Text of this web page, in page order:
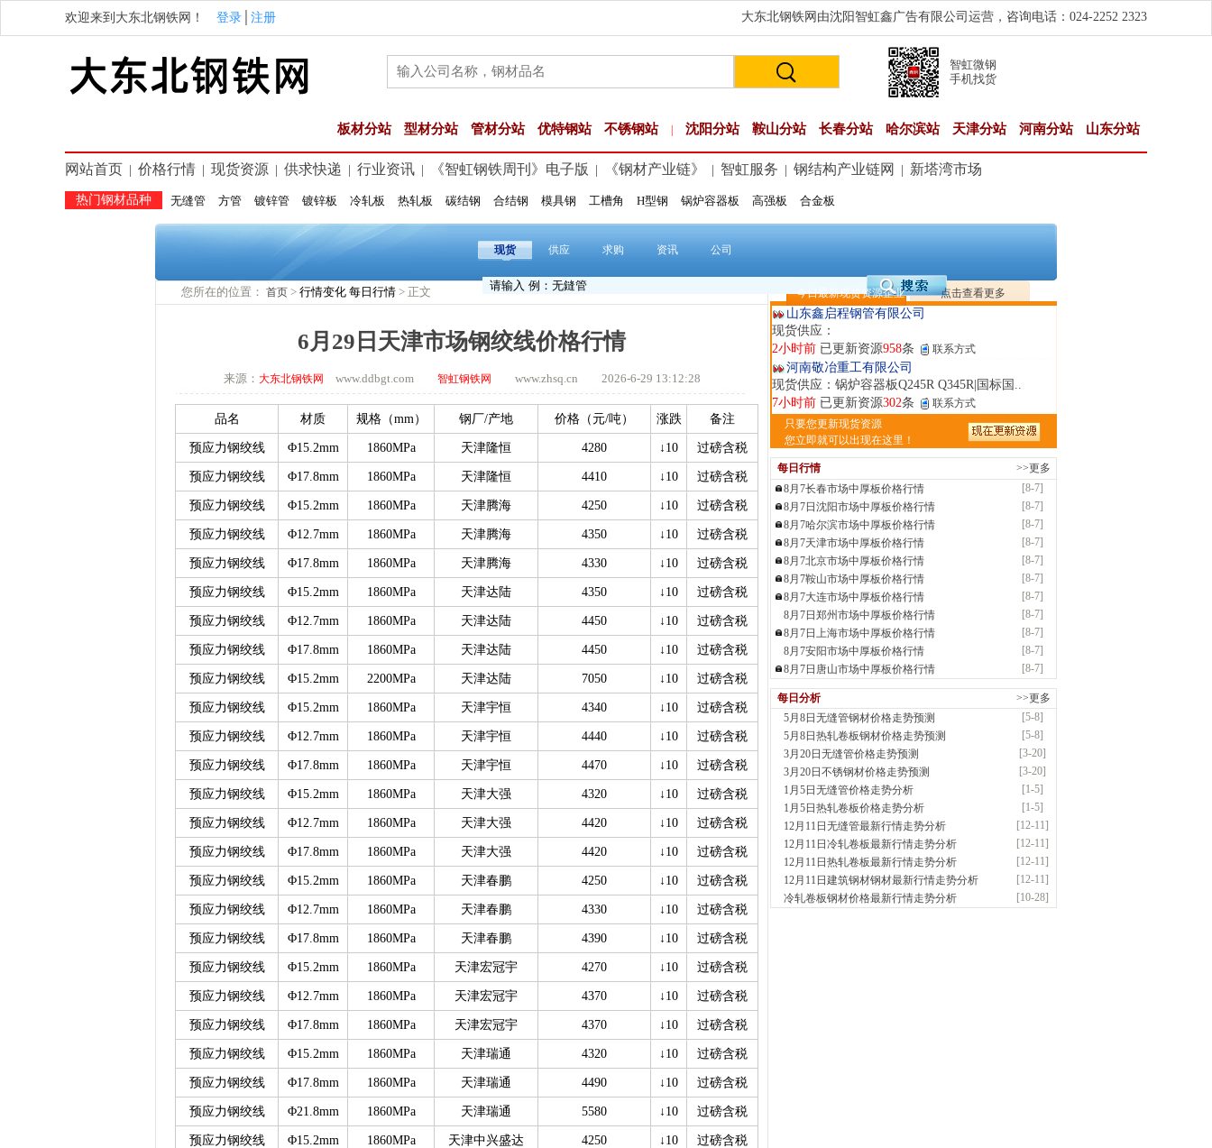
欢迎来到大东北钢铁网！ 登录 注册 大东北钢铁网由沈阳智虹鑫广告有限公司运营，咨询电话：024-2252 2323
智虹微钢
手机找货
板材分站 型材分站 管材分站 优特钢站 不锈钢站 沈阳分站 鞍山分站 长春分站 哈尔滨站 天津分站 河南分站 山东分站
网站首页 价格行情 现货资源 供求快递 行业资讯 《智虹钢铁周刊》电子版 《钢材产业链》 智虹服务 钢结构产业链网 新塔湾市场
热门钢材品种 无缝管 方管 镀锌管 镀锌板 冷轧板 热轧板 碳结钢 合结钢 模具钢 工槽角 H型钢 锅炉容器板 高强板 合金板
现货 供应 求购 资讯 公司
您所在的位置： 首页 > 行情变化 每日行情 > 正文
6月29日天津市场钢绞线价格行情
来源： 大东北钢铁网 www.ddbgt.com 智虹钢铁网 www.zhsq.cn 2026-6-29 13:12:28
品名 材质 规格（mm） 钢厂/产地 价格（元/吨） 涨跌 备注
预应力钢绞线 Φ15.2mm 1860MPa 天津隆恒 4280 ↓10 过磅含税
预应力钢绞线 Φ17.8mm 1860MPa 天津隆恒 4410 ↓10 过磅含税
预应力钢绞线 Φ15.2mm 1860MPa 天津腾海 4250 ↓10 过磅含税
预应力钢绞线 Φ12.7mm 1860MPa 天津腾海 4350 ↓10 过磅含税
预应力钢绞线 Φ17.8mm 1860MPa 天津腾海 4330 ↓10 过磅含税
预应力钢绞线 Φ15.2mm 1860MPa 天津达陆 4350 ↓10 过磅含税
预应力钢绞线 Φ12.7mm 1860MPa 天津达陆 4450 ↓10 过磅含税
预应力钢绞线 Φ17.8mm 1860MPa 天津达陆 4450 ↓10 过磅含税
预应力钢绞线 Φ15.2mm 2200MPa 天津达陆 7050 ↓10 过磅含税
预应力钢绞线 Φ15.2mm 1860MPa 天津宇恒 4340 ↓10 过磅含税
预应力钢绞线 Φ12.7mm 1860MPa 天津宇恒 4440 ↓10 过磅含税
预应力钢绞线 Φ17.8mm 1860MPa 天津宇恒 4470 ↓10 过磅含税
预应力钢绞线 Φ15.2mm 1860MPa 天津大强 4320 ↓10 过磅含税
预应力钢绞线 Φ12.7mm 1860MPa 天津大强 4420 ↓10 过磅含税
预应力钢绞线 Φ17.8mm 1860MPa 天津大强 4420 ↓10 过磅含税
预应力钢绞线 Φ15.2mm 1860MPa 天津春鹏 4250 ↓10 过磅含税
预应力钢绞线 Φ12.7mm 1860MPa 天津春鹏 4330 ↓10 过磅含税
预应力钢绞线 Φ17.8mm 1860MPa 天津春鹏 4390 ↓10 过磅含税
预应力钢绞线 Φ15.2mm 1860MPa 天津宏冠宇 4270 ↓10 过磅含税
预应力钢绞线 Φ12.7mm 1860MPa 天津宏冠宇 4370 ↓10 过磅含税
预应力钢绞线 Φ17.8mm 1860MPa 天津宏冠宇 4370 ↓10 过磅含税
预应力钢绞线 Φ15.2mm 1860MPa 天津瑞通 4320 ↓10 过磅含税
预应力钢绞线 Φ17.8mm 1860MPa 天津瑞通 4490 ↓10 过磅含税
预应力钢绞线 Φ21.8mm 1860MPa 天津瑞通 5580 ↓10 过磅含税
预应力钢绞线 Φ15.2mm 1860MPa 天津中兴盛达 4250 ↓10 过磅含税
今日最新现货资源企业 点击查看更多
玖隆晟钢管制造有限公司
现货供应：无缝管|合金管|圆钢|精密光亮管|马氏体..
现货供应：低合金板|高强度板|Z向板|
2小时前已更新资源254条 联系方式
山东鑫启程钢管有限公司
现货供应：
2小时前已更新资源958条 联系方式
河南敬冶重工有限公司
现货供应：锅炉容器板Q245R Q345R|国标国..
7小时前已更新资源302条 联系方式
天津亿宇金属材料有限公司（曼内斯曼）
现货供应：天津钢管|国产合金管|高压锅炉管|石油
裂..
7小时前已更新资源
舞钢市恒沃钢铁贸易有限公司
现货供应：耐磨板| 优碳板|低合金板|风电钢板|海..
23小时前已更新资源483条
河南省智帅实业有限公司
现货供应：特厚钢板|耐磨钢|容器板|
1天前已更新资源1042条
舞钢市盛隆物资有限公司
现货供应：中低温锅炉容器板|中厚板|耐磨板|高强
板..
1天前已更新资源21条 联系方式
天津宝仓腾飞钢管销售有限公司
现货供应：输送流体管、高压锅炉管、化肥专用
管、耐低..
1天前已更新资源875条 联系方式
天津市辰建商贸有限公司
现货供应：不锈方管| 热扩无缝管| 方矩管
1天前已更新资源1280条 联系方式
玖隆晟钢管制造有限公司
现货供应：无缝管|合金管|圆钢|精密光亮管|马氏体..
1小时前 已更新资源419条 联系方式
安阳市润兴商贸有限公司
现货供应：低合金板|高强度板|Z向板|
2小时前 已更新资源254条 联系方式
山东鑫启程钢管有限公司
只要您更新现货资源
您立即就可以出现在这里！
每日行情
>>更多
8月7长春市场中厚板价格行情
[8-7]
8月7日沈阳市场中厚板价格行情
[8-7]
8月7哈尔滨市场中厚板价格行情
[8-7]
8月7天津市场中厚板价格行情
[8-7]
8月7北京市场中厚板价格行情
[8-7]
8月7鞍山市场中厚板价格行情
[8-7]
8月7大连市场中厚板价格行情
[8-7]
8月7日郑州市场中厚板价格行情
[8-7]
8月7日上海市场中厚板价格行情
[8-7]
8月7安阳市场中厚板价格行情
[8-7]
8月7日唐山市场中厚板价格行情
[8-7]
每日分析
>>更多
5月8日无缝管钢材价格走势预测
[5-8]
5月8日热轧卷板钢材价格走势预测
[5-8]
3月20日无缝管价格走势预测
[3-20]
3月20日不锈钢材价格走势预测
[3-20]
1月5日无缝管价格走势分析
[1-5]
1月5日热轧卷板价格走势分析
[1-5]
12月11日无缝管最新行情走势分析
[12-11]
12月11日冷轧卷板最新行情走势分析
[12-11]
12月11日热轧卷板最新行情走势分析
[12-11]
12月11日建筑钢材钢材最新行情走势分析
[12-11]
冷轧卷板钢材价格最新行情走势分析
[10-28]